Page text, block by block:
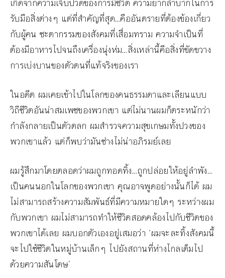
เกิดจากความเจ็บปวดของการมีชีวิต ความยากลำบากในการ
รับมือสิ่งต่างๆ แต่ที่สำคัญที่สุด…คืออันตรายที่ต้องข้องเกี่ยว
กับผู้คน ชะตากรรมของสังคมที่เสื่อมทราม ความจำเป็นที่
ต้องมีอาหารไปจนถึงเครื่องนุ่งห่ม…สิ่งเหล่านี้คือสิ่งที่ขัดขวาง
การเบ่งบานของตัวตนที่แท้จริงของเรา
ในอดีต ผมเคยเข้าไปในโลกของคนธรรมดาและเลียนแบบ
วิถีชีวิตอันน่าสมเพชของพวกเขา แต่ไม่นานผมก็ตระหนักว่า
กำลังกลายเป็นตัวตลก ผมสำรวจความสุขเกษมทั้งปวงของ
พวกเขาแล้ว แต่ก็พบว่ามันช่างไม่น่าอภิรมย์เลย
ผมรู้สึกมาโดยตลอดว่าผมถูกทอดทิ้ง…ถูกปล่อยให้อยู่ลำพัง…
เป็นคนนอกในโลกของพวกเขา คุณอาจพูดอย่างนั้นก็ได้ ผม
ไม่สามารถสร้างความสัมพันธ์ที่มีความหมายใดๆ ระหว่างผม
กับพวกเขา ผมไม่สามารถทำให้ชีวิตสอดคล้องไปกับชีวิตของ
พวกเขาได้เลย ผมบอกตัวเองอยู่เสมอว่า ‘ผมจะละทิ้งสังคมนี้
จะไปใช้ชีวิตในหมู่บ้านเล็กๆ ไปยังสถานที่ห่างไกลเต็มไป
ด้วยความสันโดษ’